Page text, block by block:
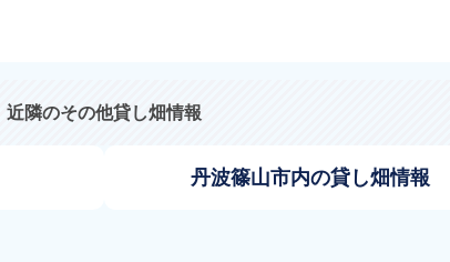
近隣のその他貸し畑情報
丹波篠山市内の貸し畑情報